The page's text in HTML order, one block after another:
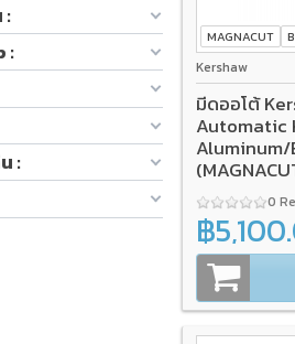
:
:
:
MAGNACUT
Kershaw
มีดออโต้
Automatic
0
฿